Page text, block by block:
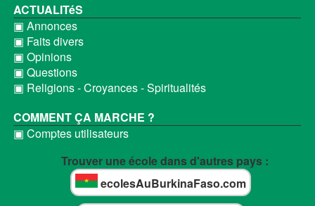
ACTUALITéS
▣ Annonces
▣ Faits divers
▣ Opinions
▣ Questions
▣ Religions - Croyances - Spiritualités
COMMENT ÇA MARCHE ?
▣ Comptes utilisateurs
Trouver une école dans d'autres pays :
ecolesAuBurkinaFaso.com